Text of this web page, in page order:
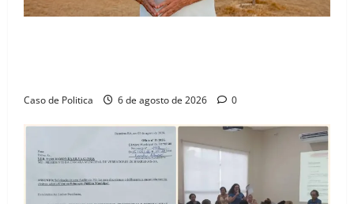
Caso de Politica 6 de agosto de 2026 0